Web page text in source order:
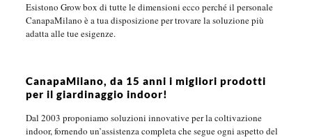
Esistono Grow box di tutte le dimensioni ecco perché il personale
CanapaMilano è a tua disposizione per trovare la soluzione più
adatta alle tue esigenze.
CanapaMilano, da 15 anni i migliori prodotti
per il giardinaggio indoor!
Dal 2003 proponiamo soluzioni innovative per la coltivazione
indoor, fornendo un’assistenza completa che segue ogni aspetto del